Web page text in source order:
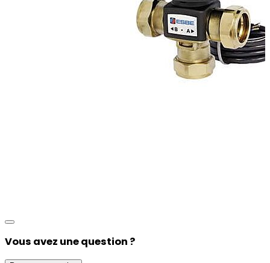
Vous avez une question ?